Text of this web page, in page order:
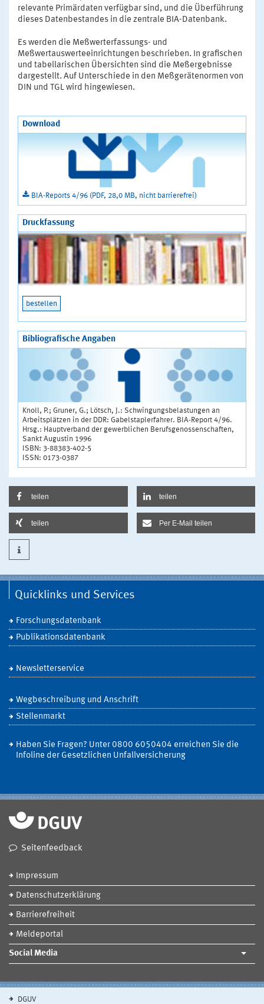
relevante Primärdaten verfügbar sind, und die Überführung
dieses Datenbestandes in die zentrale BIA-Datenbank.
Es werden die Meßwerterfassungs- und
Meßwertauswerteeinrichtungen beschrieben. In grafischen
und tabellarischen Übersichten sind die Meßergebnisse
dargestellt. Auf Unterschiede in den Meßgerätenormen von
DIN und TGL wird hingewiesen.
Download
BIA-Reports 4/96 (PDF, 28,0 MB, nicht barrierefrei)
Druckfassung
bestellen
Bibliografische Angaben
Knoll, P.; Gruner, G.; Lötsch, J.: Schwingungsbelastungen an
Arbeitsplätzen in der DDR: Gabelstaplerfahrer. BIA-Report 4/96.
Hrsg.: Hauptverband der gewerblichen Berufsgenossenschaften,
Sankt Augustin 1996
ISBN: 3-88383-402-5
ISSN: 0173-0387
teilen teilen
teilen Per E-Mail teilen
Quicklinks und Services
Forschungsdatenbank
Publikationsdatenbank
Newsletterservice
Wegbeschreibung und Anschrift
Stellenmarkt
Haben Sie Fragen? Unter 0800 6050404 erreichen Sie die
Infoline der Gesetzlichen Unfallversicherung
Seitenfeedback
Impressum
Datenschutzerklärung
Barrierefreiheit
Meldeportal
Social Media
DGUV